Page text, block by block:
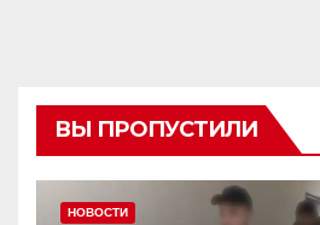
ВЫ ПРОПУСТИЛИ
НОВОСТИ